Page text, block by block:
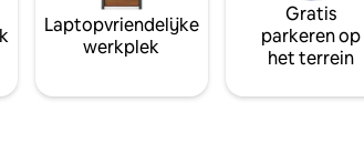
Laptopvriendelijke
werkplek
Gratis
parkeren op
het terrein